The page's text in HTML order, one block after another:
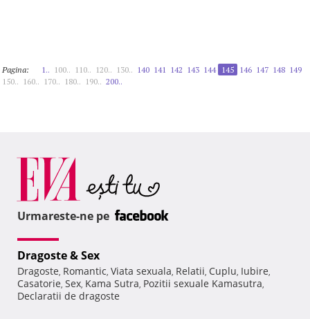
Pagina: 1.. 100.. 110.. 120.. 130.. 140 141 142 143 144 145 146 147 148 149
150.. 160.. 170.. 180.. 190.. 200..
Urmareste-ne pe
Dragoste & Sex
Dragoste, Romantic, Viata sexuala, Relatii, Cuplu, Iubire,
Casatorie, Sex, Kama Sutra, Pozitii sexuale Kamasutra,
Declaratii de dragoste